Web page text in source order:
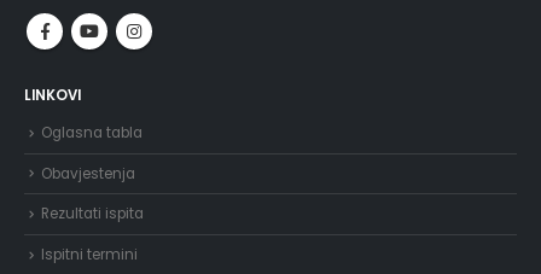
LINKOVI
Oglasna tabla
Obavjestenja
Rezultati ispita
Ispitni termini